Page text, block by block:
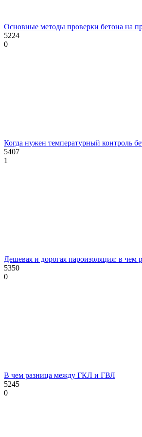
Основные методы проверки бетона на
5224
0
Когда нужен температурный контроль
5407
1
Дешевая и дорогая пароизоляция: в чем
5350
0
В чем разница между ГКЛ и ГВЛ
5245
0